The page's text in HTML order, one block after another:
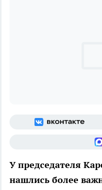
У председателя
нашлись более